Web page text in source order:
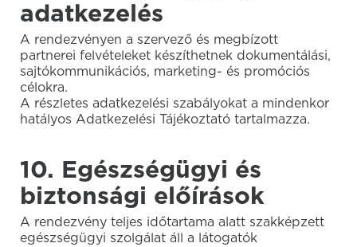
adatkezelés
A rendezvényen a szervező és megbízott
partnerei felvételeket készíthetnek dokumentálási,
sajtókommunikációs, marketing- és promóciós
célokra.
A részletes adatkezelési szabályokat a mindenkor
hatályos Adatkezelési Tájékoztató tartalmazza.
10. Egészségügyi és
biztonsági előírások
A rendezvény teljes időtartama alatt szakképzett
egészségügyi szolgálat áll a látogatók